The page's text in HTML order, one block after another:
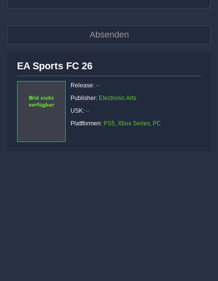
EA Sports FC 26
Release: --
Publisher: Electronic Arts
USK: --
Plattformen: PS5, Xbox Series, PC